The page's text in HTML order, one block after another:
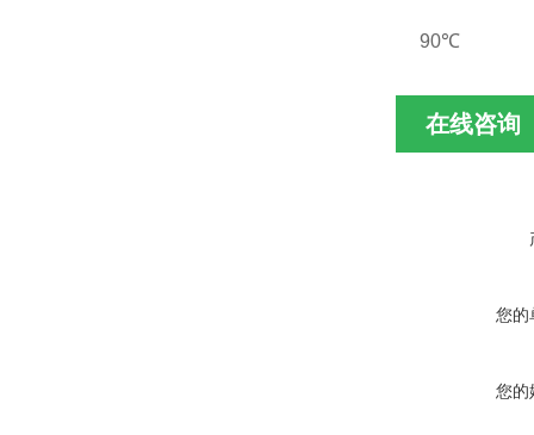
90℃
在线咨询
您的
您的